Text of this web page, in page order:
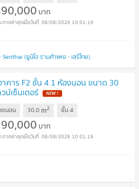
บาท
08/08/2026 10:01:19
(ยูนิโอ รามคำแหง - เสรีไทย)
าคาร F2 ชั้น 4 1 ห้องนอน ขนาด 30
น์เซ็นเตอร์
งนอน 30.0 m2 ชั้น4
บาท
08/08/2026 10:01:19